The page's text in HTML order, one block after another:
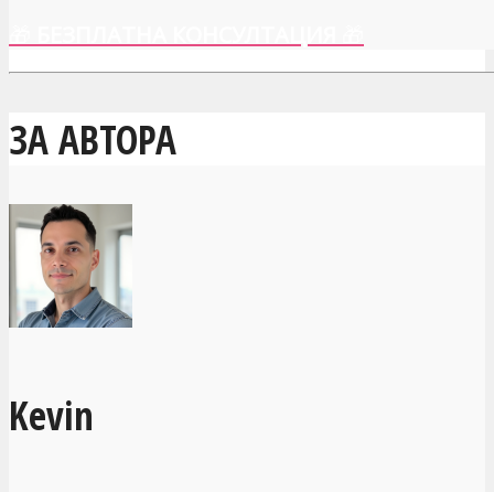
ЗА АВТОРА
Kevin